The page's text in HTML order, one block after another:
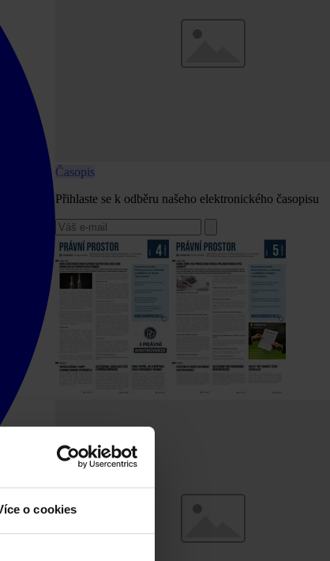
o cookies
Časopis
Přihlaste se k odběru našeho elektronického časopisu